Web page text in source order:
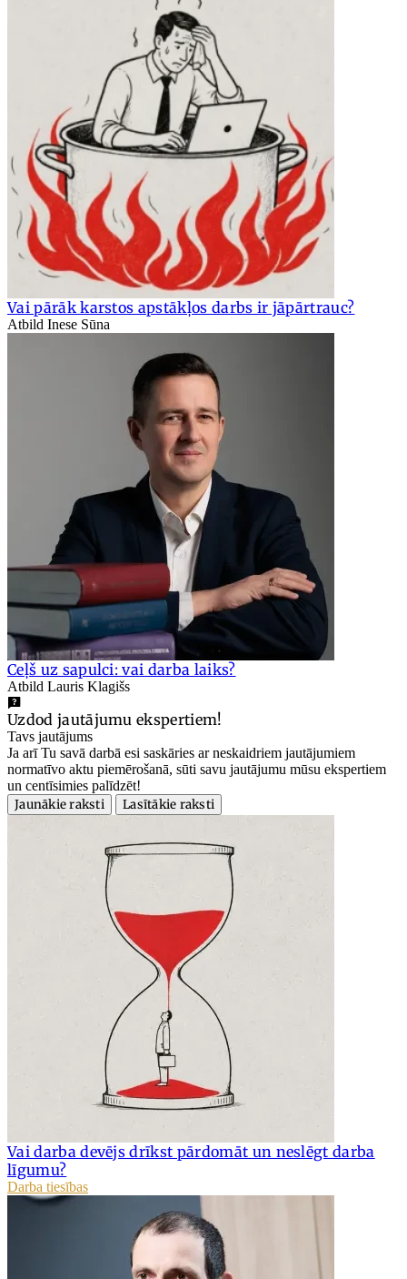
Vai pārāk karstos apstākļos darbs ir jāpārtrauc?
Atbild Inese Sūna
Ceļš uz sapulci: vai darba laiks?
Atbild Lauris Klagišs
Uzdod jautājumu ekspertiem!
Tavs jautājums
Ja arī Tu savā darbā esi saskāries ar neskaidriem jautājumiem
normatīvo aktu piemērošanā, sūti savu jautājumu mūsu ekspertiem
un centīsimies palīdzēt!
Jaunākie raksti
Lasītākie raksti
Vai darba devējs drīkst pārdomāt un neslēgt darba
līgumu?
Darba tiesības